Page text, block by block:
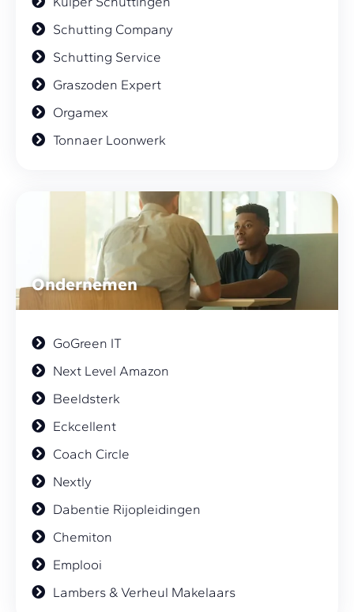
Schutting Company
Schutting Service
Graszoden Expert
Orgamex
Tonnaer Loonwerk
Ondernemen
GoGreen IT
Next Level Amazon
Beeldsterk
Eckcellent
Coach Circle
Nextly
Dabentie Rijopleidingen
Chemiton
Emplooi
Lambers & Verheul Makelaars